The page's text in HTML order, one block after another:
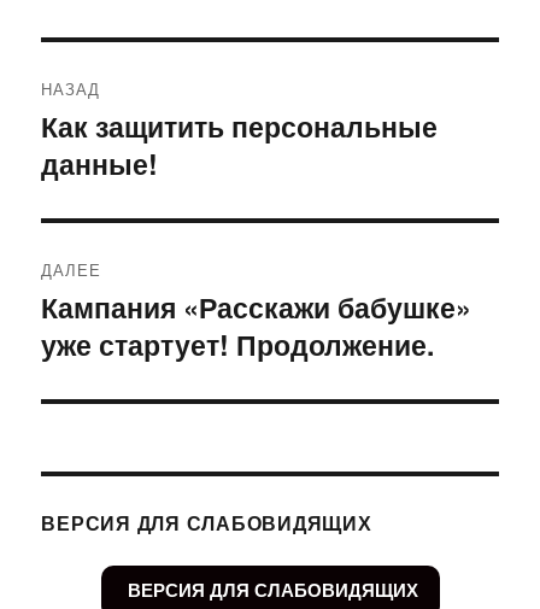
по
записям
НАЗАД
Предыдущая
запись:
Как защитить персональные
данные!
ДАЛЕЕ
Следующая
запись:
Кампания «Расскажи бабушке»
уже стартует! Продолжение.
ВЕРСИЯ ДЛЯ СЛАБОВИДЯЩИХ
ВЕРСИЯ ДЛЯ СЛАБОВИДЯЩИХ